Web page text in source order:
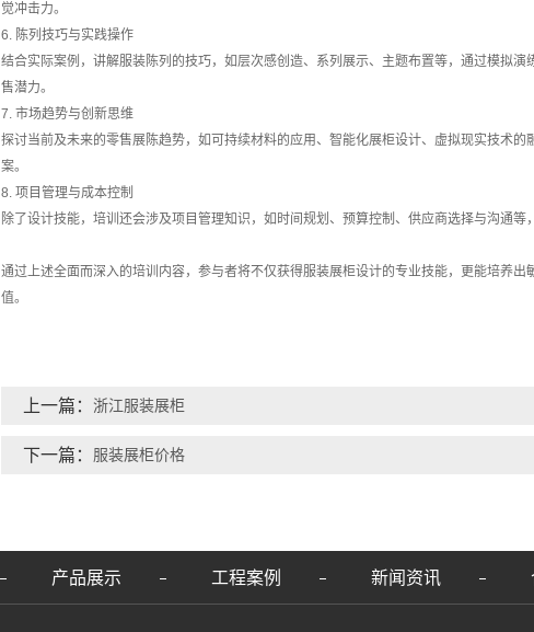
觉冲击力。
6. 陈列技巧与实践操作
结合实际案例，讲解服装陈列的技巧，如层次感创造、系列展示、主题布置等，通过模拟
售潜力。
7. 市场趋势与创新思维
探讨当前及未来的零售展陈趋势，如可持续材料的应用、智能化展柜设计、虚拟现实技术
案。
8. 项目管理与成本控制
除了设计技能，培训还会涉及项目管理知识，如时间规划、预算控制、供应商选择与沟通
通过上述全面而深入的培训内容，参与者将不仅获得服装展柜设计的专业技能，更能培养
值。
上一篇： 浙江服装展柜
下一篇： 服装展柜价格
产品展示 工程案例 新闻资讯